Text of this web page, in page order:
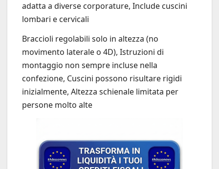
adatta a diverse corporature, Include cuscini
lombari e cervicali
Braccioli regolabili solo in altezza (no
movimento laterale o 4D), Istruzioni di
montaggio non sempre incluse nella
confezione, Cuscini possono risultare rigidi
inizialmente, Altezza schienale limitata per
persone molto alte